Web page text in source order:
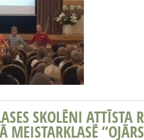
SKOLĒNI ATTĪSTA
MEISTARKLASĒ